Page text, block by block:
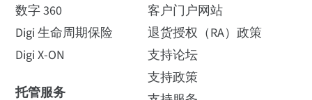
数字 360
Digi 生命周期保险
Digi X-ON
托管服务
客户门户网站
退货授权（RA）政策
支持论坛
支持政策